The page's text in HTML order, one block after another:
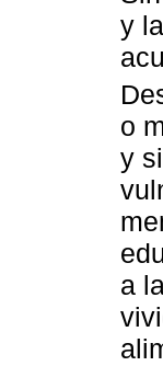
y
o
y
a